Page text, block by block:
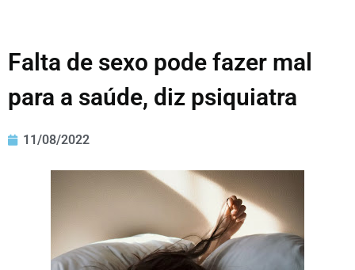
Falta de sexo pode fazer mal
para a saúde, diz psiquiatra
11/08/2022